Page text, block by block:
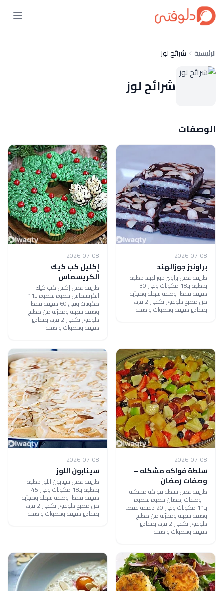
الرئيسية شرائح لوز
شرائح لوز
الوصفات
2026-07-08
براونيز جوزالهند
طريقة عمل براونيز جوزالهند خطوة
بخطوة بـ18 مكونات وفي 30
دقيقة فقط. وصفة سهلة ومجرّبة
من مطبخ دلوقتي تكفي 2 فرد،
بمقادير دقيقة وخطوات واضحة.
2026-07-08
إكليل كب كيك
الكريسماس
طريقة عمل إكليل كب كيك
الكريسماس خطوة بخطوة بـ11
مكونات وفي 60 دقيقة فقط.
وصفة سهلة ومجرّبة من مطبخ
دلوقتي تكفي 2 فرد، بمقادير
دقيقة وخطوات واضحة.
2026-07-08
سلطة فواكه مشكله –
وصفات رمضان
طريقة عمل سلطة فواكه مشكله
– وصفات رمضان خطوة بخطوة
بـ11 مكونات وفي 20 دقيقة فقط.
وصفة سهلة ومجرّبة من مطبخ
دلوقتي تكفي 2 فرد، بمقادير
دقيقة وخطوات واضحة.
2026-07-08
سينابون اللوز
طريقة عمل سينابون اللوز خطوة
بخطوة بـ18 مكونات وفي 45
دقيقة فقط. وصفة سهلة ومجرّبة
من مطبخ دلوقتي تكفي 2 فرد،
بمقادير دقيقة وخطوات واضحة.